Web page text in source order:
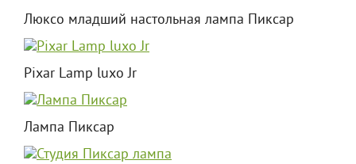
Люксо младший настольная лампа Пиксар
Pixar Lamp luxo Jr
Лампа Пиксар